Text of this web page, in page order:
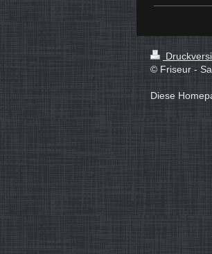
© Friseur -
Diese